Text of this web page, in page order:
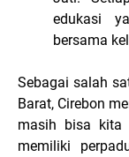
edukasi
bersama
Sebagai salah
Barat, Cirebon
masih bisa kita
memiliki